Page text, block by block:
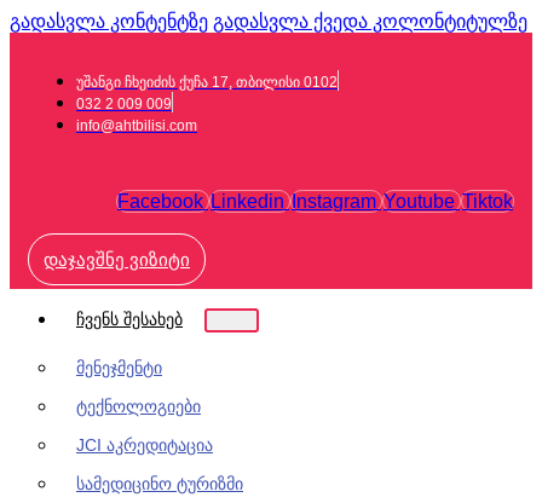
გადასვლა კონტენტზე გადასვლა ქვედა კოლონტიტულზე
უშანგი ჩხეიძის ქუჩა 17, თბილისი 0102
032 2 009 009
info@ahtbilisi.com
Facebook Linkedin Instagram Youtube Tiktok
დაჯავშნე ვიზიტი
ჩვენს შესახებ
მენეჯმენტი
ტექნოლოგიები
JCI აკრედიტაცია
სამედიცინო ტურიზმი